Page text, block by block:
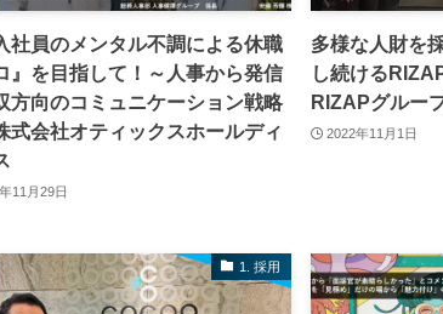
社員のメンタル不調による休職
』を目指して！～人事から発信
方向のコミュニケーション戦略
式会社オティックスホールディ
11月29日
多様な人財を
し続ける
RIZAPグルー
2022年11月1日
1. 採用